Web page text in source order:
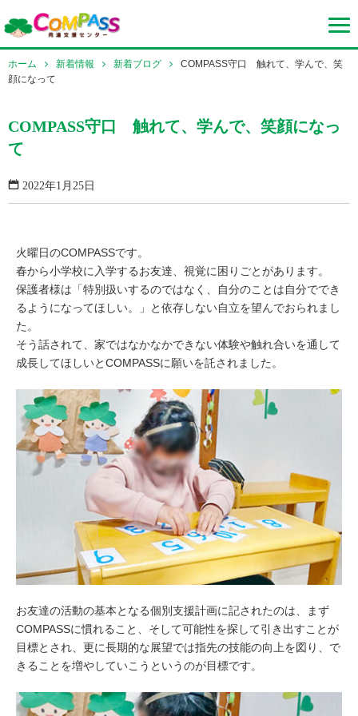
ホーム 新着情報 新着ブログ
COMPASS守口 触れて、学んで、笑
顔になって
COMPASS守口 触れて、学んで、笑顔になっ
て
2022年1月25日
火曜日のCOMPASSです。
春から小学校に入学するお友達、視覚に困りごとがあります。
保護者様は「特別扱いするのではなく、自分のことは自分ででき
るようになってほしい。」と依存しない自立を望んでおられまし
た。
そう話されて、家ではなかなかできない体験や触れ合いを通して
成長してほしいとCOMPASSに願いを託されました。
お友達の活動の基本となる個別支援計画に記されたのは、まず
COMPASSに慣れること、そして可能性を探して引き出すことが
目標とされ、更に長期的な展望では指先の技能の向上を図り、で
きることを増やしていこうというのが目標です。